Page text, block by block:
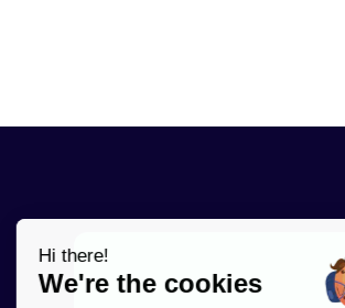
Hi there!
We're the cookies